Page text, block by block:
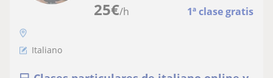
25€/h 1ª clase gratis
Italiano